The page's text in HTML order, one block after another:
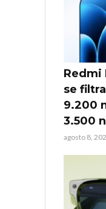
Redmi
se
9.200
3.500
agosto 8,